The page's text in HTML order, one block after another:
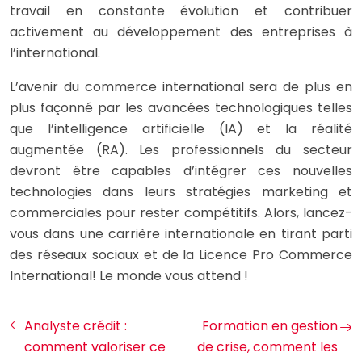
travail en constante évolution et contribuer
activement au développement des entreprises à
l’international.
L’avenir du commerce international sera de plus en
plus façonné par les avancées technologiques telles
que l’intelligence artificielle (IA) et la réalité
augmentée (RA). Les professionnels du secteur
devront être capables d’intégrer ces nouvelles
technologies dans leurs stratégies marketing et
commerciales pour rester compétitifs. Alors, lancez-
vous dans une carrière internationale en tirant parti
des réseaux sociaux et de la Licence Pro Commerce
International! Le monde vous attend !
Analyste crédit :
comment valoriser ce
Formation en gestion
de crise, comment les